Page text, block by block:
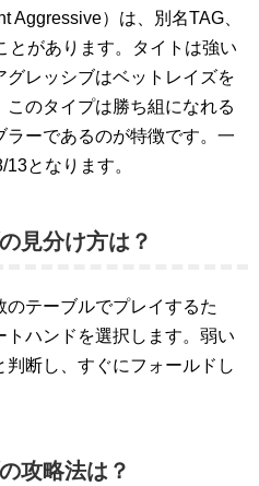
Aggressive）は、別名TAG、
とがあります。タイトは強い
レッシブはベットレイズを
のタイプは勝ち組になれる
ーであるのが特徴です。一
となります。
見分け方は？
テーブルでプレイするた
ハンドを選択します。弱い
断し、すぐにフォールドし
攻略法は？